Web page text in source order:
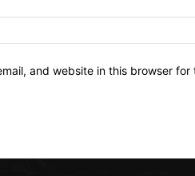
and website in this browser